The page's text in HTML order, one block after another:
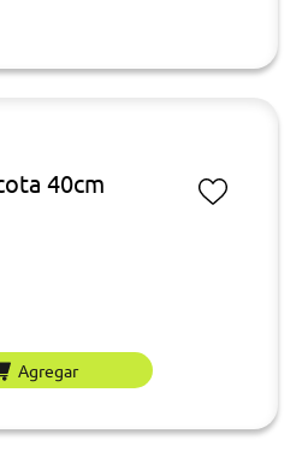
40cm
Agregar